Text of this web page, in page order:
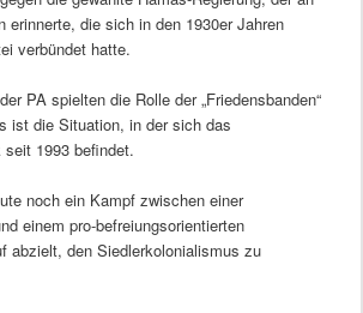
erinnerte, die sich in den 1930er Jahren
verbündet hatte.
PA spielten die Rolle der „Friedensbanden“
ist die Situation, in der sich das
1993 befindet.
noch ein Kampf zwischen einer
einem pro-befreiungsorientierten
abzielt, den Siedlerkolonialismus zu